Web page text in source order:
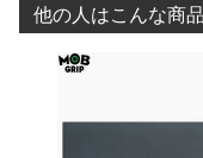
他の人はこんな商